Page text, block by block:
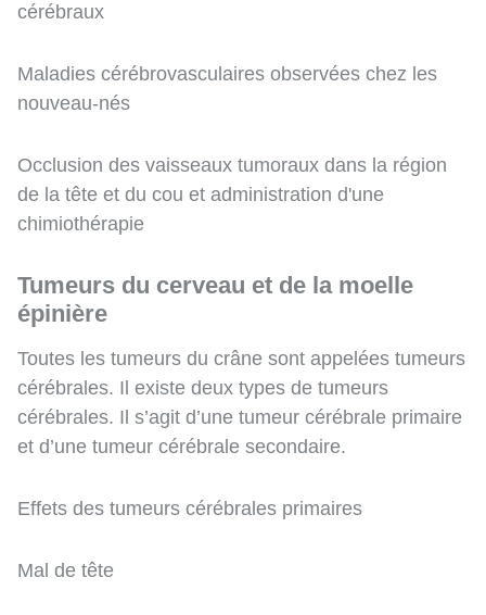
cérébraux
Maladies cérébrovasculaires observées chez les
nouveau-nés
Occlusion des vaisseaux tumoraux dans la région
de la tête et du cou et administration d'une
chimiothérapie
Tumeurs du cerveau et de la moelle
épinière
Toutes les tumeurs du crâne sont appelées tumeurs
cérébrales. Il existe deux types de tumeurs
cérébrales. Il s’agit d’une tumeur cérébrale primaire
et d’une tumeur cérébrale secondaire.
Effets des tumeurs cérébrales primaires
Mal de tête